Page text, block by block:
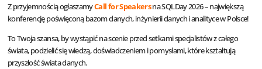
Z przyjemnością ogłaszamyCall for Speakersna SQLDay 2026 – największą
konferencję poświęconą bazom danych, inżynierii danych i analityce w Polsce!
To Twoja szansa, by wystąpić na scenie przed setkami specjalistów z całego
świata, podzielić się wiedzą, doświadczeniem i pomysłami, które kształtują
przyszłość świata danych.